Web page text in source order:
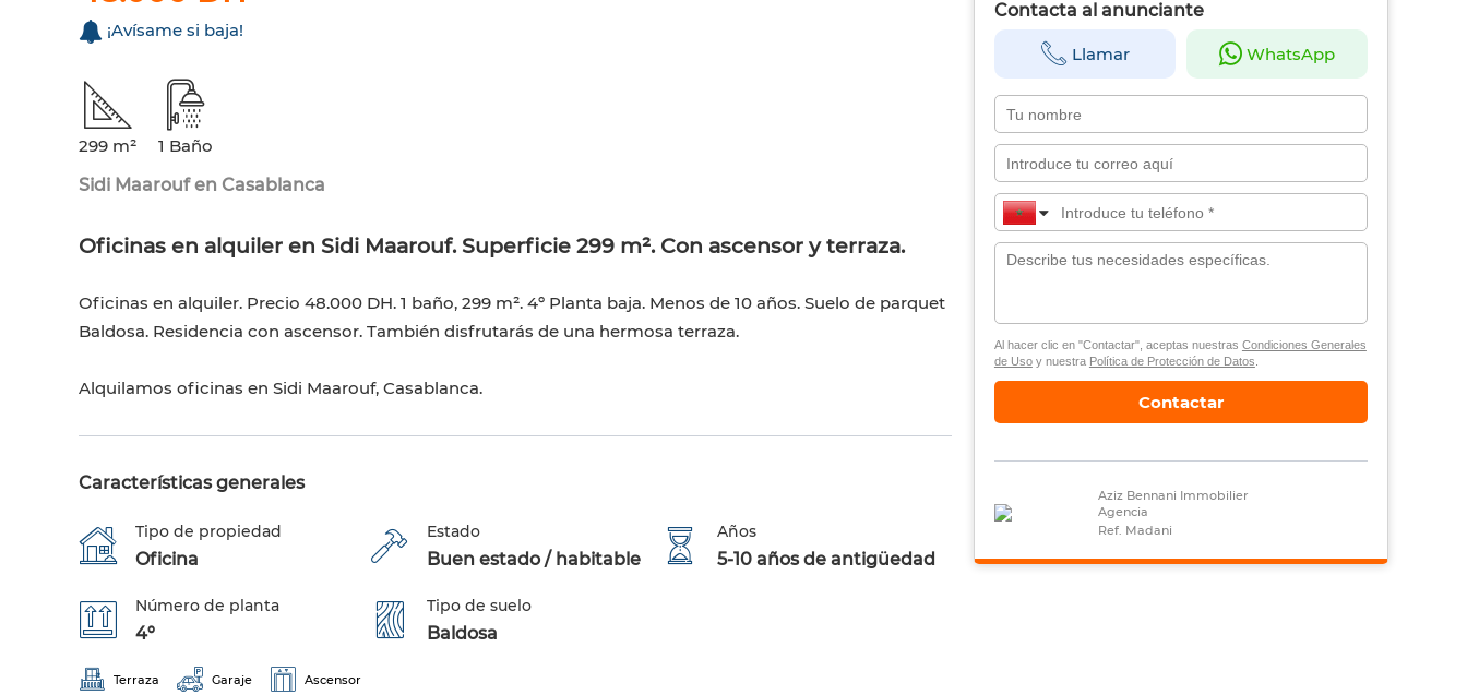
¡Avísame si baja!
299 m²
1 Baño
Sidi Maarouf en Casablanca
Oficinas en alquiler en Sidi Maarouf. Superficie 299 m². Con ascensor y terraza.
Oficinas en alquiler. Precio 48.000 DH. 1 baño, 299 m². 4º Planta baja. Menos de 10 años. Suelo de parquet
Baldosa. Residencia con ascensor. También disfrutarás de una hermosa terraza.
Alquilamos oficinas en Sidi Maarouf, Casablanca.
Características generales
Tipo de propiedad
Oficina
Estado
Buen estado / habitable
Años
5-10 años de antigüedad
Número de planta
4º
Tipo de suelo
Baldosa
Terraza Garaje Ascensor
Contacta al anunciante
Llamar WhatsApp
Al hacer clic en "Contactar", aceptas nuestras Condiciones Generales
de Usoy nuestra Política de Protección de Datos
Contactar
Aziz Bennani Immobilier
Agencia
Ref. Madani